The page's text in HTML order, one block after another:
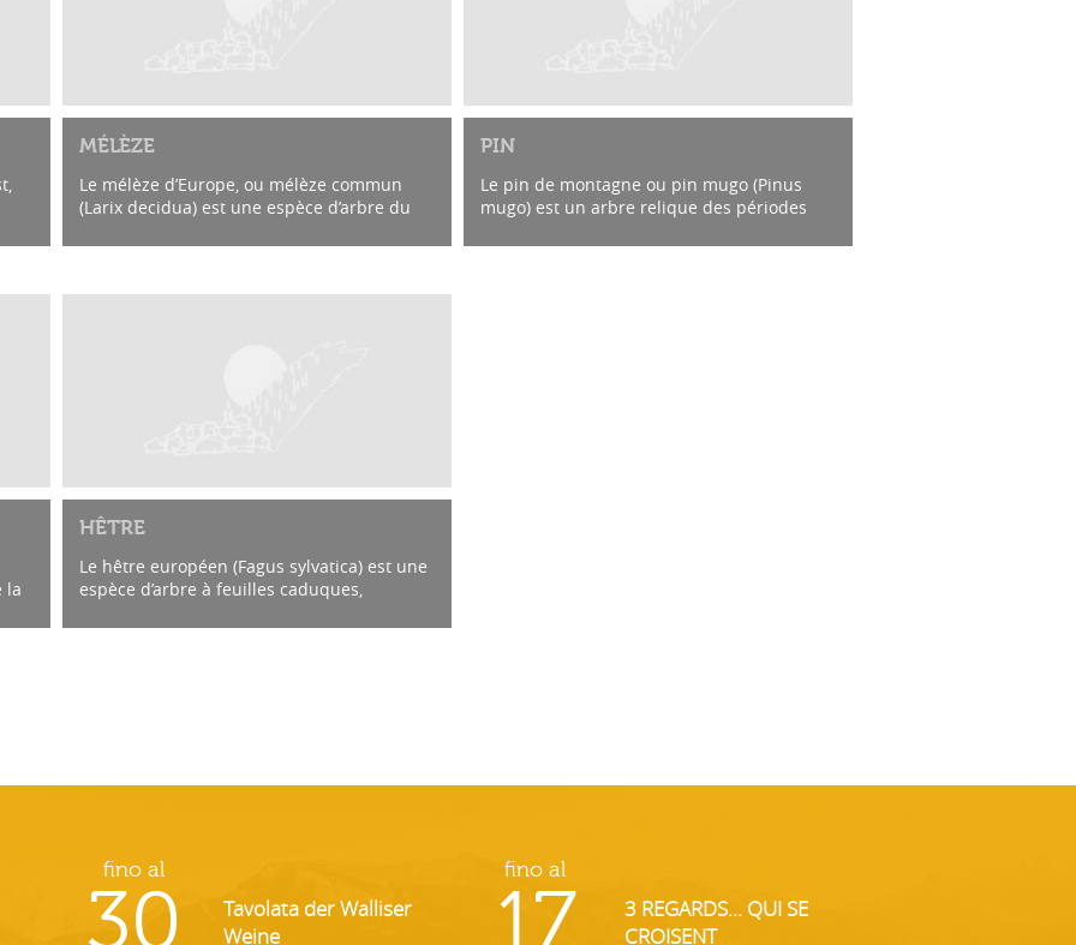
MÉLÈZE
Le mélèze d’Europe, ou mélèze commun
(Larix decidua) est une espèce d’arbre du
Derborence, on le trouve dans toute la...
PIN
Le pin de montagne ou pin mugo (Pinus
mugo) est un arbre relique des périodes
montagneuses d’Europe. L’espèce est
la
HÊTRE
Le hêtre européen (Fagus sylvatica) est une
espèce d’arbre à feuilles caduques,
Fagaceae qui comprend en outre le chêne
fino al
30
Tavolata der Walliser
Weine
fino al
17
3 REGARDS... QUI SE
CROISENT